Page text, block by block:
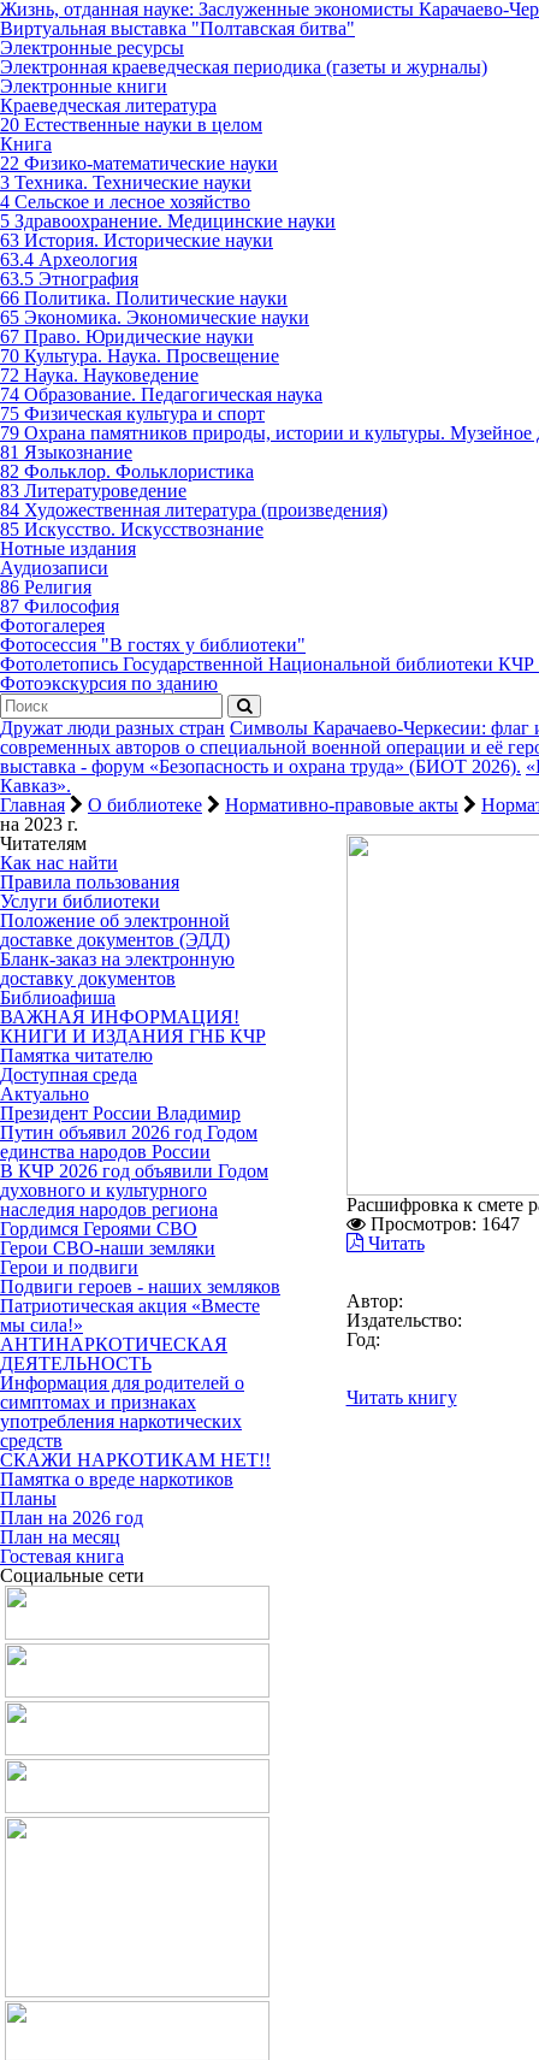
Жизнь, отданная науке: Заслуженные экономисты Карачаево-
Виртуальная выставка "Полтавская битва"
Электронные ресурсы
Электронная краеведческая периодика (газеты и журналы)
Электронные книги
Краеведческая литература
20 Естественные науки в целом
Книга
22 Физико-математические науки
3 Техника. Технические науки
4 Сельское и лесное хозяйство
5 Здравоохранение. Медицинские науки
63 История. Исторические науки
63.4 Археология
63.5 Этнография
66 Политика. Политические науки
65 Экономика. Экономические науки
67 Право. Юридические науки
70 Культура. Наука. Просвещение
72 Наука. Науковедение
74 Образование. Педагогическая наука
75 Физическая культура и спорт
79 Охрана памятников природы, истории и культуры. Музейное
81 Языкознание
82 Фольклор. Фольклористика
83 Литературоведение
84 Художественная литература (произведения)
85 Искусство. Искусствознание
Нотные издания
Аудиозаписи
86 Религия
87 Философия
Фотогалерея
Фотосессия "В гостях у библиотеки"
Фотолетопись Государственной Национальной библиотеки
Фотоэкскурсия по зданию
Дружат люди разных стран Символы Карачаево-Черкесии: флаг
современных авторов о специальной военной операции и её
выставка - форум «Безопасность и охрана труда» (БИОТ 2026).
Кавказ».
Главная
О библиотеке Нормативно-правовые акты
на 2023 г.
Читателям
Как нас найти
Правила пользования
Услуги библиотеки
Положение об электронной
доставке документов (ЭДД)
Бланк-заказ на электронную
доставку документов
Библиоафиша
ВАЖНАЯ ИНФОРМАЦИЯ!
КНИГИ И ИЗДАНИЯ ГНБ КЧР
Памятка читателю
Доступная среда
Актуально
Президент России Владимир
Путин объявил 2026 год Годом
единства народов России
В КЧР 2026 год объявили Годом
духовного и культурного
наследия народов региона
Гордимся Героями СВО
Герои СВО-наши земляки
Герои и подвиги
Подвиги героев - наших земляков
Патриотическая акция «Вместе
мы сила!»
АНТИНАРКОТИЧЕСКАЯ
ДЕЯТЕЛЬНОСТЬ
Информация для родителей о
симптомах и признаках
употребления наркотических
средств
СКАЖИ НАРКОТИКАМ НЕТ!!
Памятка о вреде наркотиков
Планы
План на 2026 год
План на месяц
Гостевая книга
Социальные сети
Расшифровка к смете
Просмотров: 1647
Читать
Автор:
Издательство:
Год:
Читать книгу